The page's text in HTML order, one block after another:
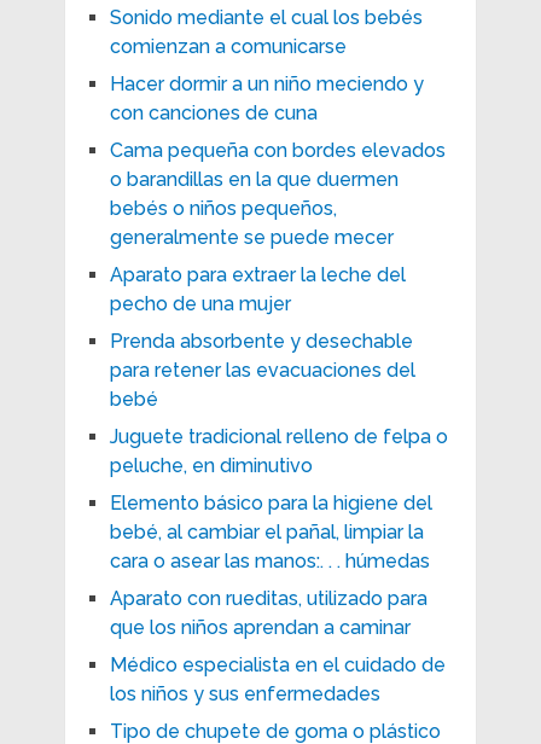
Sonido mediante el cual los bebés
comienzan a comunicarse
Hacer dormir a un niño meciendo y
con canciones de cuna
Cama pequeña con bordes elevados
o barandillas en la que duermen
bebés o niños pequeños,
generalmente se puede mecer
Aparato para extraer la leche del
pecho de una mujer
Prenda absorbente y desechable
para retener las evacuaciones del
bebé
Juguete tradicional relleno de felpa o
peluche, en diminutivo
Elemento básico para la higiene del
bebé, al cambiar el pañal, limpiar la
cara o asear las manos:. . . húmedas
Aparato con rueditas, utilizado para
que los niños aprendan a caminar
Médico especialista en el cuidado de
los niños y sus enfermedades
Tipo de chupete de goma o plástico